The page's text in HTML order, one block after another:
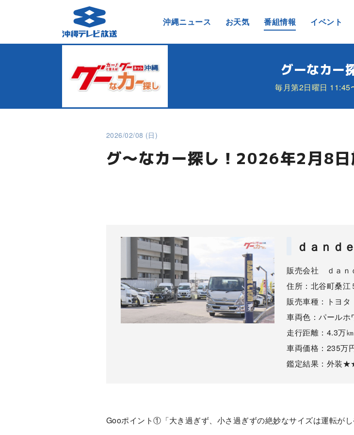
沖縄ニュース お天気 番組情報 イベント
グーなカー
毎月第2日曜日 11:45
2026/02/08 (日)
グ～なカー探し！2026年2月8日
ｄａｎｄ
販売会社 ｄａｎ
住所：北谷町桑江
販売車種：トヨ
車両色：パール
走行距離
車両価格：
鑑定結果：外
Gooポイント①「大き過ぎず、小さ過ぎずの絶妙なサイズは運転がし